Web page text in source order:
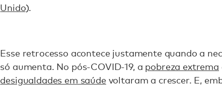
Unido).
Esse retrocesso acontece justamente quando a
só aumenta. No pós-COVID-19, a pobreza extrema
desigualdades em saúdevoltaram a crescer. E,